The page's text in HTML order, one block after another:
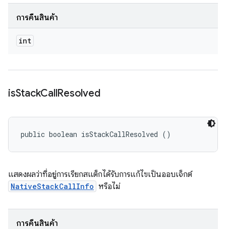
การคืนสินค้า
int
isStackCallResolved
public boolean isStackCallResolved ()
แสดงผลว่าที่อยู่การเรียกสแต็กได้รับการแก้ไขเป็นออบเจ็กต์
NativeStackCallInfo หรือไม่
การคืนสินค้า